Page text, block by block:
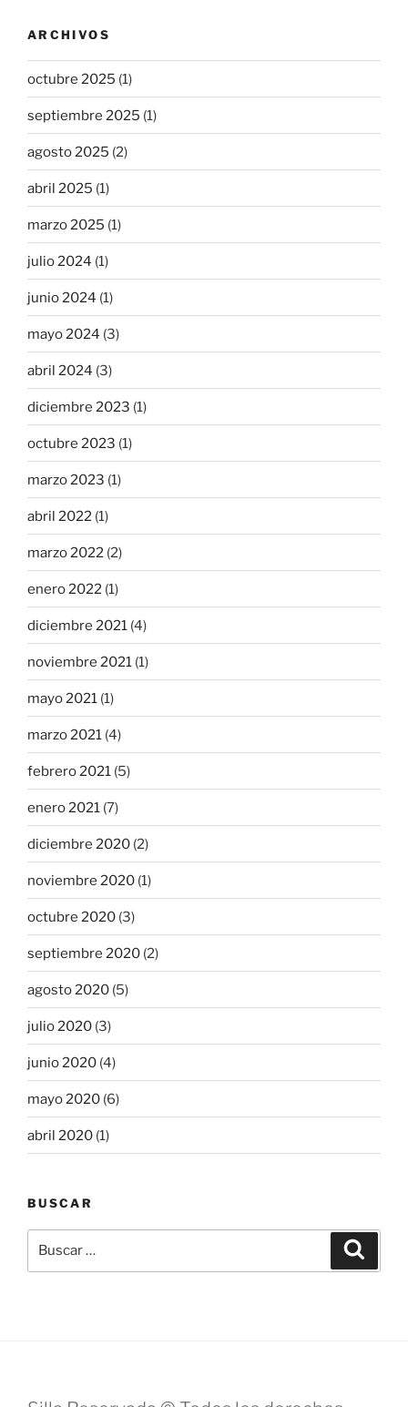
ARCHIVOS
octubre 2025 (1)
septiembre 2025 (1)
agosto 2025 (2)
abril 2025 (1)
marzo 2025 (1)
julio 2024 (1)
junio 2024 (1)
mayo 2024 (3)
abril 2024 (3)
diciembre 2023 (1)
octubre 2023 (1)
marzo 2023 (1)
abril 2022 (1)
marzo 2022 (2)
enero 2022 (1)
diciembre 2021 (4)
noviembre 2021 (1)
mayo 2021 (1)
marzo 2021 (4)
febrero 2021 (5)
enero 2021 (7)
diciembre 2020 (2)
noviembre 2020 (1)
octubre 2020 (3)
septiembre 2020 (2)
agosto 2020 (5)
julio 2020 (3)
junio 2020 (4)
mayo 2020 (6)
abril 2020 (1)
BUSCAR
por: